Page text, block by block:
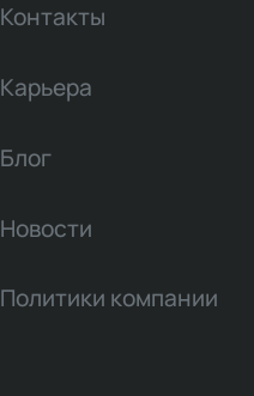
Контакты
Карьера
Блог
Новости
Политики компании